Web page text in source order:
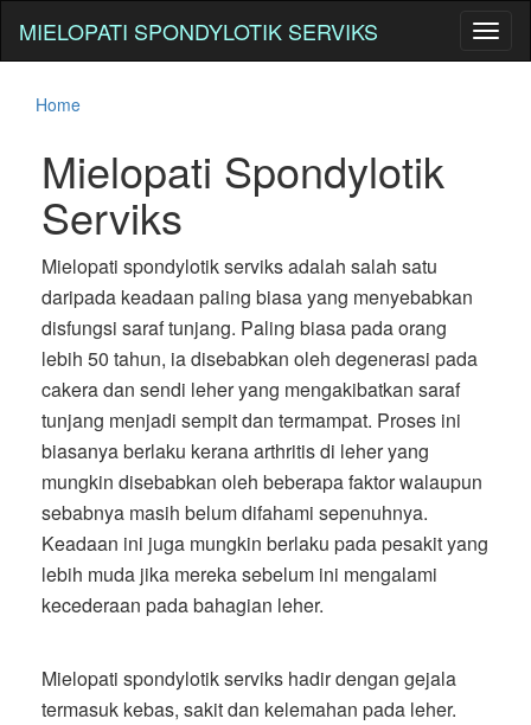
MIELOPATI SPONDYLOTIK SERVIKS
Home
Mielopati Spondylotik
Serviks
Mielopati spondylotik serviks adalah salah satu
daripada keadaan paling biasa yang menyebabkan
disfungsi saraf tunjang. Paling biasa pada orang
lebih 50 tahun, ia disebabkan oleh degenerasi pada
cakera dan sendi leher yang mengakibatkan saraf
tunjang menjadi sempit dan termampat. Proses ini
biasanya berlaku kerana arthritis di leher yang
mungkin disebabkan oleh beberapa faktor walaupun
sebabnya masih belum difahami sepenuhnya.
Keadaan ini juga mungkin berlaku pada pesakit yang
lebih muda jika mereka sebelum ini mengalami
kecederaan pada bahagian leher.
Mielopati spondylotik serviks hadir dengan gejala
termasuk kebas, sakit dan kelemahan pada leher.